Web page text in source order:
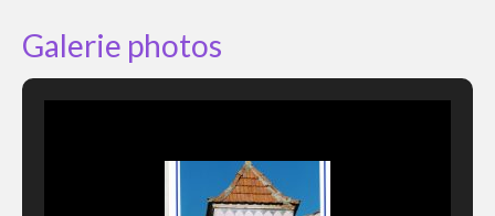
Galerie photos